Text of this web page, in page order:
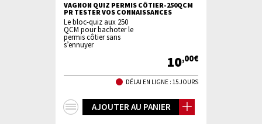
VAGNON QUIZ PERMIS CÔTIER-250QCM
PR TESTER VOS CONNAISSANCES
Le bloc-quiz aux 250
QCM pour bachoter le
permis côtier sans
s’ennuyer
10,00€
DÉLAI EN LIGNE : 15 JOURS
AJOUTER AU PANIER